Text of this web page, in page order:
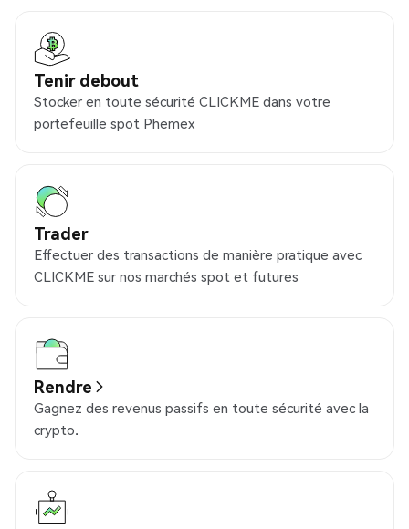
Tenir debout
Stocker en toute sécurité CLICKME dans votre
portefeuille spot Phemex
Trader
Effectuer des transactions de manière pratique avec
CLICKME sur nos marchés spot et futures
Rendre
Gagnez des revenus passifs en toute sécurité avec la
crypto.